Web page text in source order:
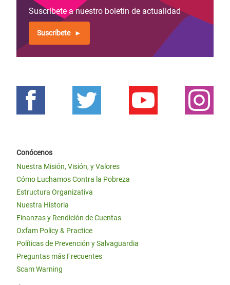
Suscríbete a nuestro boletín de actualidad
Suscríbete
Conócenos
Nuestra Misión, Visión, y Valores
Cómo Luchamos Contra la Pobreza
Estructura Organizativa
Nuestra Historia
Finanzas y Rendición de Cuentas
Oxfam Policy & Practice
Políticas de Prevención y Salvaguardia
Preguntas más Frecuentes
Scam Warning